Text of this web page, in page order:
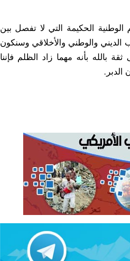
الحكيمة التي لا تفصل بين
الديني والوطني والأخلاقي وسنكون
بالله بأنه مهما زاد الظلم فإننا
الدبر.